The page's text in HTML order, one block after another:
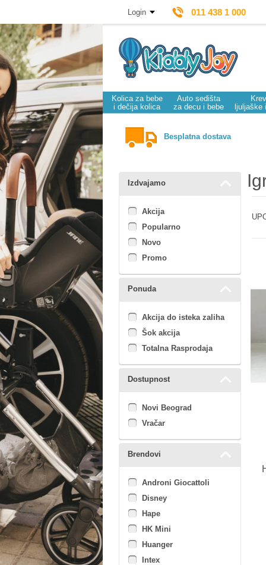
Login 011 438 1 000
Kolica za bebe
i dečija kolica
Auto sedišta
za decu i bebe
ljuljaške
Besplatna dostava
Izdvajamo
Akcija
Popularno
Novo
Promo
Ponuda
Akcija do isteka zaliha
Šok akcija
Totalna Rasprodaja
Dostupnost
Novi Beograd
Vračar
Brendovi
Androni Giocattoli
Disney
Hape
HK Mini
Huanger
Intex